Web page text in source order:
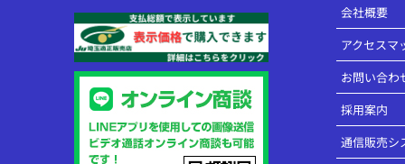
会社概要
アクセスマ
お問い合わ
採用案内
通信販売シ